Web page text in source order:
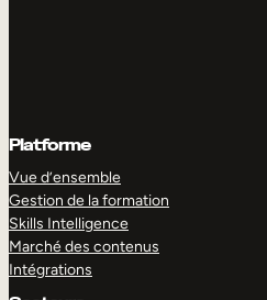
Platforme
Vue d’ensemble
Gestion de la formation
Skills Intelligence
Marché des contenus
Intégrations